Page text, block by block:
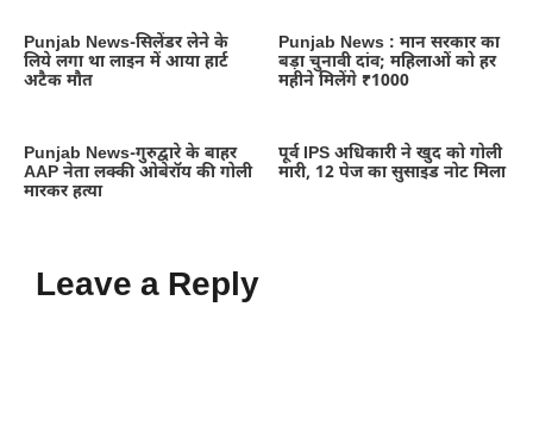
Punjab News-सिलेंडर लेने के
लिये लगा था लाइन में आया हार्ट
अटैक मौत
Punjab News : मान सरकार का
बड़ा चुनावी दांव; महिलाओं को हर
महीने मिलेंगे ₹1000
Punjab News-गुरुद्वारे के बाहर
AAP नेता लक्की ओबेरॉय की गोली
मारकर हत्या
पूर्व IPS अधिकारी ने खुद को गोली
मारी, 12 पेज का सुसाइड नोट मिला
Leave a Reply